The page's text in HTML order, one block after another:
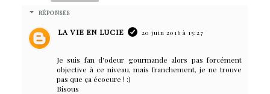
RÉPONSES
LA VIE EN LUCIE 20 juin 2016 à 15:27
Je suis fan d'odeur gourmande alors pas forcément
objective à ce niveau, mais franchement, je ne trouve
pas que ça écoeure ! :)
Bisous